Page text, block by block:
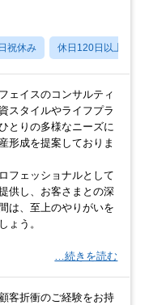
祝休み 休日120日以上
ェイスのコンサルティ
スタイルやライフプラ
とりの多様なニーズに
形成を提案しておりま
フェッショナルとして
供し、お客さまとの深
は、至上のやりがいを
ょう。
…続きを読む
客折衝のご経験をお持